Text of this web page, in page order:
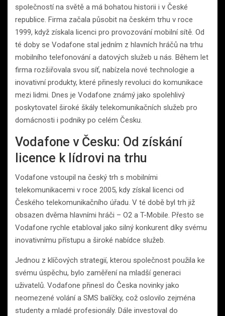
společností na světě a má bohatou historii i v České
republice. Firma začala působit na českém trhu v roce
1999, když získala licenci pro provozování mobilní sítě. Od
té doby se Vodafone stal jedním z hlavních hráčů na trhu
mobilního telefonování a datových služeb u nás. Během let
firma rozšiřovala svou síť, nabízela nové technologie a
inovativní produkty, které přinesly revoluci do komunikace
mezi lidmi. Dnes je Vodafone známý jako spolehlivý
poskytovatel široké škály telekomunikačních služeb pro
domácnosti i podniky po celém Česku.
Vodafone v Česku: Od získání
licence k lídrovi na trhu
Vodafone vstoupil na český trh s mobilními
telekomunikacemi v roce 2005, kdy získal licenci od
Českého telekomunikačního úřadu. V té době byl trh již
obsazen dvěma hlavními hráči – O2 a T-Mobile. Přesto se
Vodafone rychle etabloval jako silný konkurent díky svému
inovativnímu přístupu a široké nabídce služeb.
Jednou z klíčových strategií, kterou společnost použila ke
svému úspěchu, bylo zaměření na mladší generaci
uživatelů. Vodafone přinesl do Česka novinky jako
neomezené volání a SMS balíčky, což oslovilo zejména
studenty a mladé profesionály. Dále investoval do